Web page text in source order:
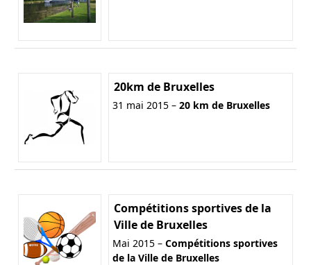
20km de Bruxelles
31 mai 2015 – 20 km de Bruxelles
Compétitions sportives de la
Ville de Bruxelles
Mai 2015 – Compétitions sportives
de la Ville de Bruxelles